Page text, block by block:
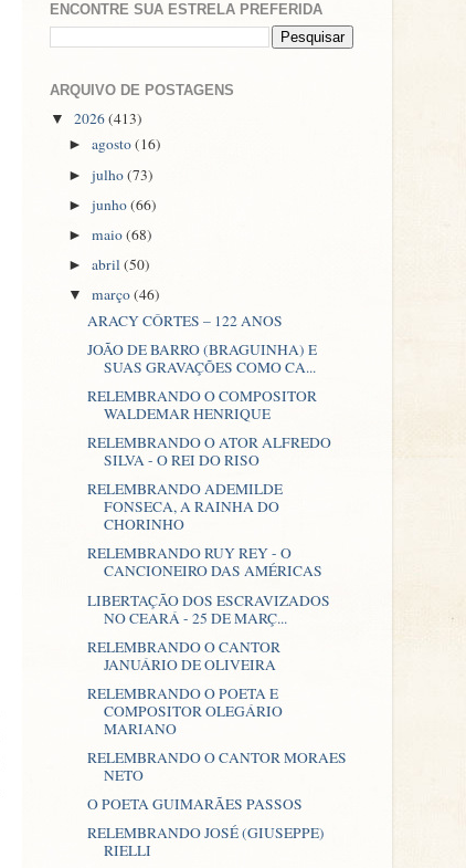
ENCONTRE SUA ESTRELA PREFERIDA
ARQUIVO DE POSTAGENS
▼ 2026(413)
►agosto(16)
►julho(73)
►junho(66)
►maio(68)
►abril(50)
▼março(46)
ARACY CÔRTES – 122 ANOS
JOÃO DE BARRO (BRAGUINHA) E
SUAS GRAVAÇÕES COMO CA...
RELEMBRANDO O COMPOSITOR
WALDEMAR HENRIQUE
RELEMBRANDO O ATOR ALFREDO
SILVA - O REI DO RISO
RELEMBRANDO ADEMILDE
FONSECA, A RAINHA DO
CHORINHO
RELEMBRANDO RUY REY - O
CANCIONEIRO DAS AMÉRICAS
LIBERTAÇÃO DOS ESCRAVIZADOS
NO CEARÁ - 25 DE MARÇ...
RELEMBRANDO O CANTOR
JANUÁRIO DE OLIVEIRA
RELEMBRANDO O POETA E
COMPOSITOR OLEGÁRIO
MARIANO
RELEMBRANDO O CANTOR MORAES
NETO
O POETA GUIMARÃES PASSOS
RELEMBRANDO JOSÉ (GIUSEPPE)
RIELLI